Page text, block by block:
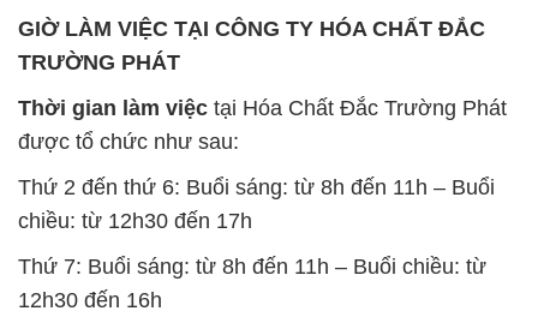
GIỜ LÀM VIỆC TẠI CÔNG TY HÓA CHẤT ĐẮC
TRƯỜNG PHÁT
Thời gian làm việc tại Hóa Chất Đắc Trường Phát
được tổ chức như sau:
Thứ 2 đến thứ 6: Buổi sáng: từ 8h đến 11h – Buổi
chiều: từ 12h30 đến 17h
Thứ 7: Buổi sáng: từ 8h đến 11h – Buổi chiều: từ
12h30 đến 16h